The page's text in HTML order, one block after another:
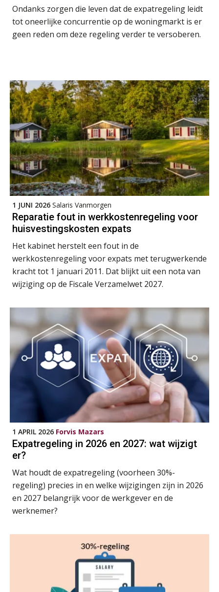
Ondanks zorgen die leven dat de expatregeling leidt
tot oneerlijke concurrentie op de woningmarkt is er
geen reden om deze regeling verder te versoberen.
1 JUNI 2026 Salaris Vanmorgen
Reparatie fout in werkkostenregeling voor
huisvestingskosten expats
Het kabinet herstelt een fout in de
werkkostenregeling voor expats met terugwerkende
kracht tot 1 januari 2011. Dat blijkt uit een nota van
wijziging op de Fiscale Verzamelwet 2027.
1 APRIL 2026 Forvis Mazars
Expatregeling in 2026 en 2027: wat wijzigt
er?
Wat houdt de expatregeling (voorheen 30%-
regeling) precies in en welke wijzigingen zijn in 2026
en 2027 belangrijk voor de werkgever en de
werknemer?
14
AUG
HBO Programma Manager Payroll Services & Benefits
Markus Verbeek Praehep
17
AUG
Module Arbeidsrecht en Sociale Zekerheid VPS
Markus Verbeek Praehep
AUG
Module Loonheffingen PDL
Markus Verbeek Praehep
Module Loonheffingen VPS
24
AUG
Summercourse Update loonheffingen en arbeidsrecht
MOCuitgevers
MOCuitgevers